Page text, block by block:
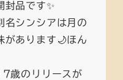
封品です✨
名シンシアは月の
があります🌙ほん
歳のリリースが